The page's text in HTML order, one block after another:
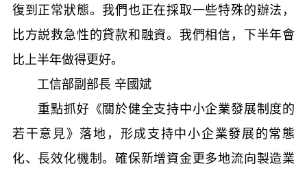
復到正常狀態。我們也正在採取一些特殊的辦法，
比方説救急性的貸款和融資。我們相信，下半年會
比上半年做得更好。
工信部副部長 辛國斌
重點抓好《關於健全支持中小企業發展制度的
若干意見》落地，形成支持中小企業發展的常態
化、長效化機制。確保新增資金更多地流向製造業